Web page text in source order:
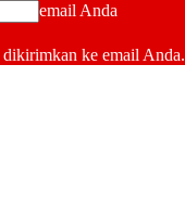
email Anda
dikirimkan ke email Anda.